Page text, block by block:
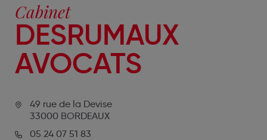
Cabinet
DESRUMAUX
AVOCATS
49 rue de la Devise
33000 BORDEAUX
05 24 07 51 83